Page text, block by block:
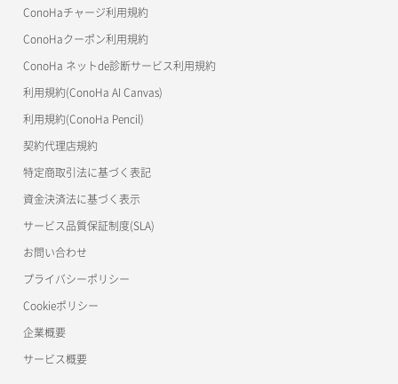
美雲このは徹底ガイド
ConoHaチャージ利用規約
ConoHaクーポン利用規約
ConoHa ネットde診断サービス利用規約
利用規約(ConoHa AI Canvas)
利用規約(ConoHa Pencil)
契約代理店規約
特定商取引法に基づく表記
資金決済法に基づく表示
サービス品質保証制度(SLA)
お問い合わせ
プライバシーポリシー
Cookieポリシー
企業概要
サービス概要